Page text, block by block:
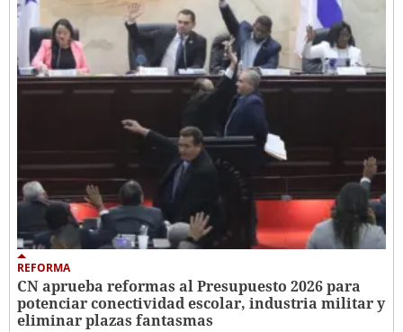
REFORMA
CN aprueba reformas al Presupuesto 2026 para
potenciar conectividad escolar, industria militar y
eliminar plazas fantasmas